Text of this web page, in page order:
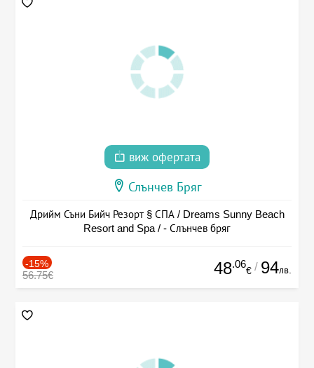
виж офертата
Слънчев Бряг
Дрийм Съни Бийч Резорт § СПА / Dreams Sunny Beach
Resort and Spa / - Слънчев бряг
-15%
56.75€ 48.06
€ / 94лв.